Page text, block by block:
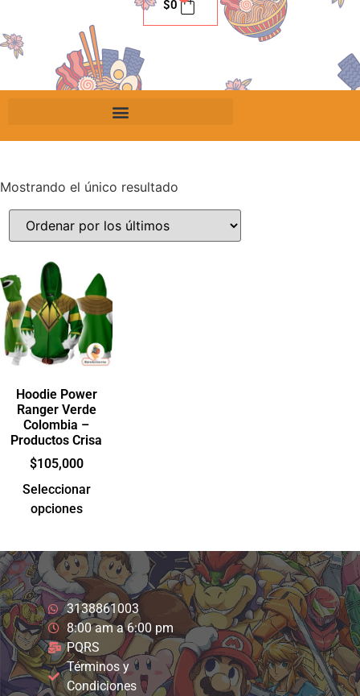
$0
Mostrando el único resultado
Hoodie Power
Ranger Verde
Colombia –
Productos Crisa
$105,000
Seleccionar
opciones
3138861003
8:00 am a 6:00 pm
PQRS
Términos y
Condiciones